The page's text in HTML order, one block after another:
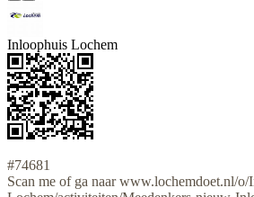
Inloophuis Lochem
#74681
Scan me of ga naar www.lochemdoet.nl/o/